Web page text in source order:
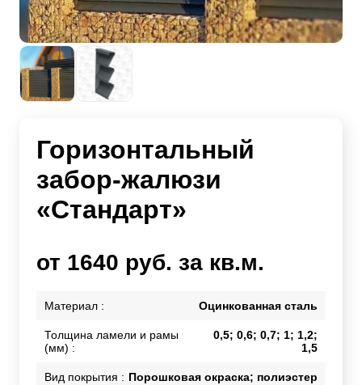
Горизонтальный
забор-жалюзи
«Стандарт»
от 1640 руб. за кв.м.
Материал : Оцинкованная сталь
Толщина ламели и рамы
(мм) :
0,5; 0,6; 0,7; 1; 1,2;
1,5
Вид покрытия : Порошковая окраска; полиэстер